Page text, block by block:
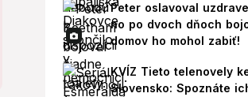
Peter oslavoval
no po dvoch dňoch
domov ho mohol zabiť!
KVÍZ Tieto telenovely
Slovensko: Spoznáte